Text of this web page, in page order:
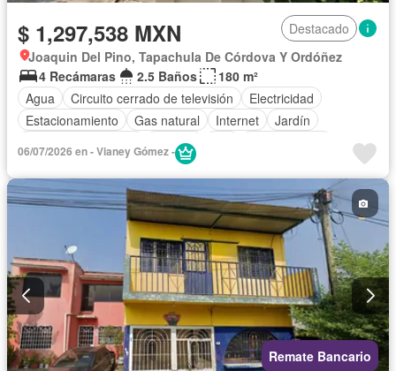
$ 1,297,538 MXN
Destacado
Joaquin Del Pino, Tapachula De Córdova Y Ordóñez
4 Recámaras
2.5 Baños
180 m²
Agua
Circuito cerrado de televisión
Electricidad
Estacionamiento
Gas natural Internet
Jardín
Terraza
06/07/2026 en - Vianey Gómez -
Remate Bancario